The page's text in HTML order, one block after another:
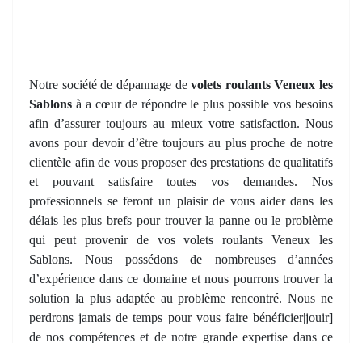
Notre société de dépannage devolets roulants Veneux les
Sablons à a cœur de répondre le plus possible vos besoins
afin d’assurer toujours au mieux votre satisfaction. Nous
avons pour devoir d’être toujours au plus proche de notre
clientèle afin de vous proposer des prestations de qualitatifs
et pouvant satisfaire toutes vos demandes. Nos
professionnels se feront un plaisir de vous aider dans les
délais les plus brefs pour trouver la panne ou le problème
qui peut provenir de vos volets roulants Veneux les
Sablons. Nous possédons de nombreuses d’années
d’expérience dans ce domaine et nous pourrons trouver la
solution la plus adaptée au problème rencontré. Nous ne
perdrons jamais de temps pour vous faire bénéficier|jouir]
de nos compétences et de notre grande expertise dans ce